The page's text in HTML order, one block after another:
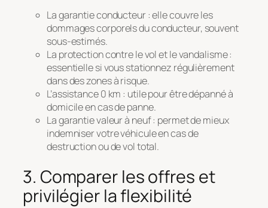
La garantie conducteur : elle couvre les
dommages corporels du conducteur, souvent
sous-estimés.
La protection contre le vol et le vandalisme :
essentielle si vous stationnez régulièrement
dans des zones à risque.
L’assistance 0 km : utile pour être dépanné à
domicile en cas de panne.
La garantie valeur à neuf : permet de mieux
indemniser votre véhicule en cas de
destruction ou de vol total.
3. Comparer les offres et
privilégier la flexibilité